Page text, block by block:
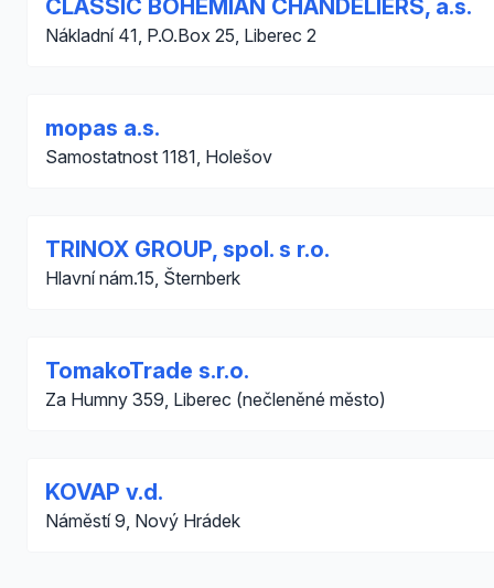
CLASSIC BOHEMIAN CHANDELIERS, a.s.
Nákladní 41, P.O.Box 25, Liberec 2
mopas a.s.
Samostatnost 1181, Holešov
TRINOX GROUP, spol. s r.o.
Hlavní nám.15, Šternberk
TomakoTrade s.r.o.
Za Humny 359, Liberec (nečleněné město)
KOVAP v.d.
Náměstí 9, Nový Hrádek